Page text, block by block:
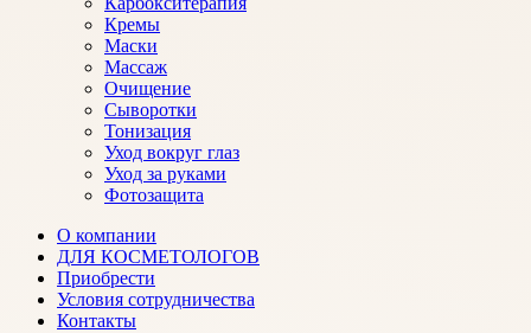
Кремы
Маски
Массаж
Очищение
Сыворотки
Тонизация
Уход вокруг глаз
Уход за руками
Фотозащита
О компании
ДЛЯ КОСМЕТОЛОГОВ
Приобрести
Условия сотрудничества
Контакты